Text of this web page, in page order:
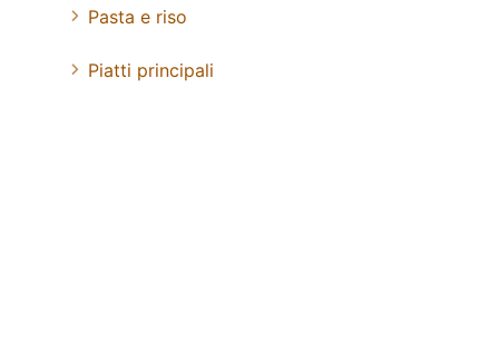
Pasta e riso
Piatti principali